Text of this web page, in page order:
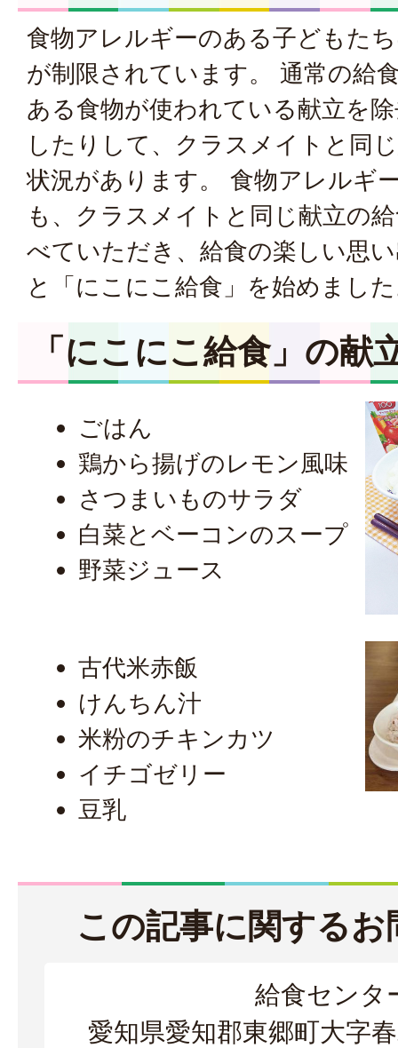
食物アレルギーのある子どもた
が制限されています。 通常の給
ある食物が使われている献立を
したりして、クラスメイトと同
状況があります。 食物アレルギ
も、クラスメイトと同じ献立の
べていただき、給食の楽しい思
と「にこにこ給食」を始めまし
「にこにこ給食」の献
ごはん
鶏から揚げのレモン風味
さつまいものサラダ
白菜とベーコンのスープ
野菜ジュース
古代米赤飯
けんちん汁
米粉のチキンカツ
イチゴゼリー
豆乳
この記事に関する
給食センタ
愛知県愛知郡東郷町大字